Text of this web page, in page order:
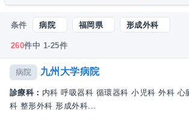
条件 病院 福岡県 形成外科
260件中 1-25件
病院 九州大学病院
診療科： 内科 呼吸器科 循環器科 小児科 外科 心
科 整形外科 形成外科...